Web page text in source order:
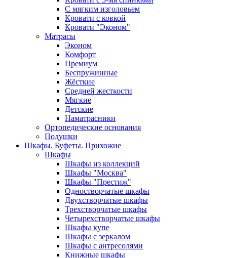
С мягким изголовьем
Кровати с ковкой
Кровати "Эконом"
Матрасы
Эконом
Комфорт
Премиум
Беспружинные
Жёсткие
Средней жесткости
Мягкие
Детские
Наматрасники
Ортопедические основания
Подушки
Шкафы. Буфеты. Прихожие
Шкафы
Шкафы из коллекций
Шкафы "Москва"
Шкафы "Престиж"
Одностворчатые шкафы
Двухстворчатые шкафы
Трехстворчатые шкафы
Четырехстворчатые шкафы
Шкафы купе
Шкафы с зеркалом
Шкафы с антресолями
Книжные шкафы